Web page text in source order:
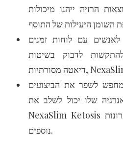
הרזיה ייהנו מיכולות
עם לוחות זמנים
לדבוק בשיטות
לשפר את הביצועים
שלו יכול לשלב את
NexaSlim Ketosis בשגרה שלו לקבלת יתרונות
נוספים.